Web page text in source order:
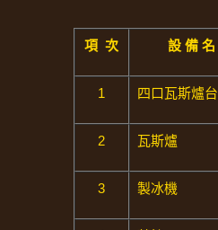
項 次 設 備 名
1 四口瓦斯爐台
2 瓦斯爐
3 製冰機